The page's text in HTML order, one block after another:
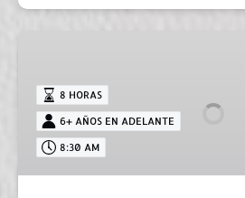
costa
costa
8 HORAS
6+ AÑOS EN ADELANTE
8:30 AM